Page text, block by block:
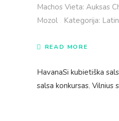
Machos Vieta: Auksas
Mozol Kategorija:
READ MORE
HavanaSi kubietiška
salsa konkursas, Vilnius